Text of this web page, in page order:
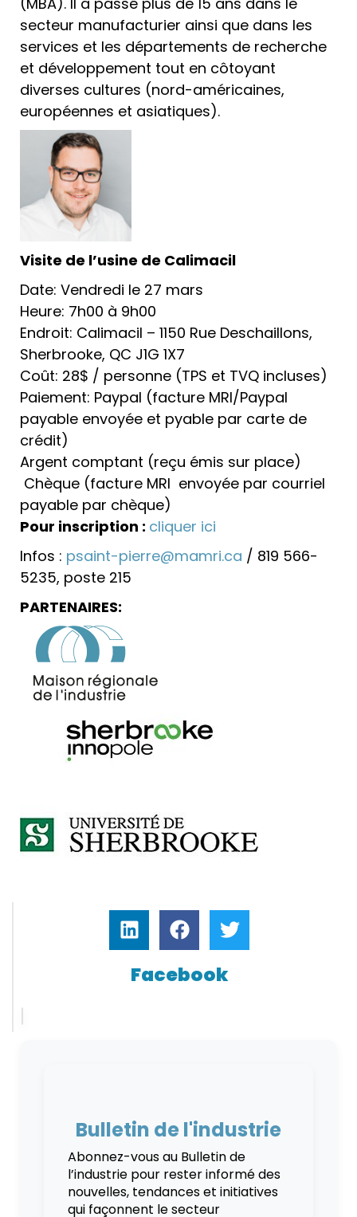
secteur manufacturier ainsi que dans les
services et les départements de recherche
et développement tout en côtoyant
diverses cultures (nord-américaines,
européennes et asiatiques).
Visite de l’usine de Calimacil
Date: Vendredi le 27 mars
Heure: 7h00 à 9h00
Endroit: Calimacil – 1150 Rue Deschaillons,
Sherbrooke, QC J1G 1X7
Coût: 28$ / personne (TPS et TVQ incluses)
Paiement: Paypal (facture MRI/Paypal
payable envoyée et pyable par carte de
crédit)
Argent comptant (reçu émis sur place)
Chèque (facture MRI envoyée par courriel
payable par chèque)
Pour inscription : cliquer ici
Infos : psaint-pierre@mamri.ca / 819 566-
5235, poste 215
PARTENAIRES:
Facebook
Bulletin de l'industrie
Abonnez-vous au Bulletin de
l’industrie pour rester informé des
nouvelles, tendances et initiatives
qui façonnent le secteur